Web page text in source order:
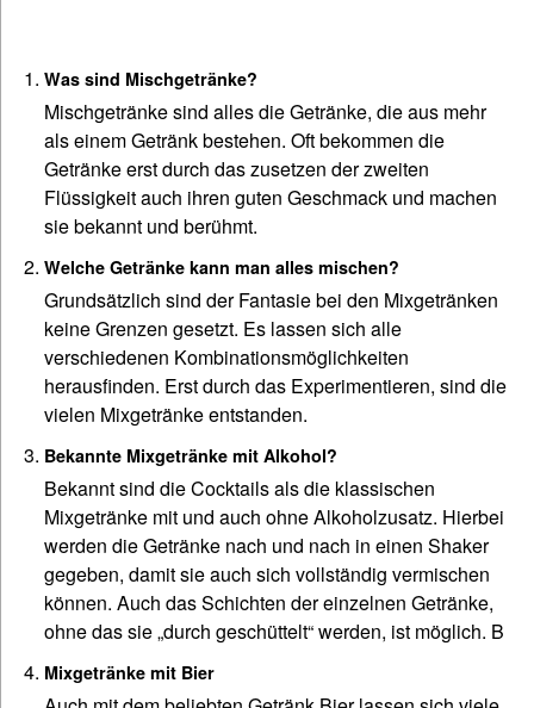
Was sind Mischgetränke?
Mischgetränke sind alles die Getränke, die aus mehr
als einem Getränk bestehen. Oft bekommen die
Getränke erst durch das zusetzen der zweiten
Flüssigkeit auch ihren guten Geschmack und machen
sie bekannt und berühmt.
Welche Getränke kann man alles mischen?
Grundsätzlich sind der Fantasie bei den Mixgetränken
keine Grenzen gesetzt. Es lassen sich alle
verschiedenen Kombinationsmöglichkeiten
herausfinden. Erst durch das Experimentieren, sind die
vielen Mixgetränke entstanden.
Bekannte Mixgetränke mit Alkohol?
Bekannt sind die Cocktails als die klassischen
Mixgetränke mit und auch ohne Alkoholzusatz. Hierbei
werden die Getränke nach und nach in einen Shaker
gegeben, damit sie auch sich vollständig vermischen
können. Auch das Schichten der einzelnen Getränke,
ohne das sie „durch geschüttelt“ werden, ist möglich. B
Mixgetränke mit Bier